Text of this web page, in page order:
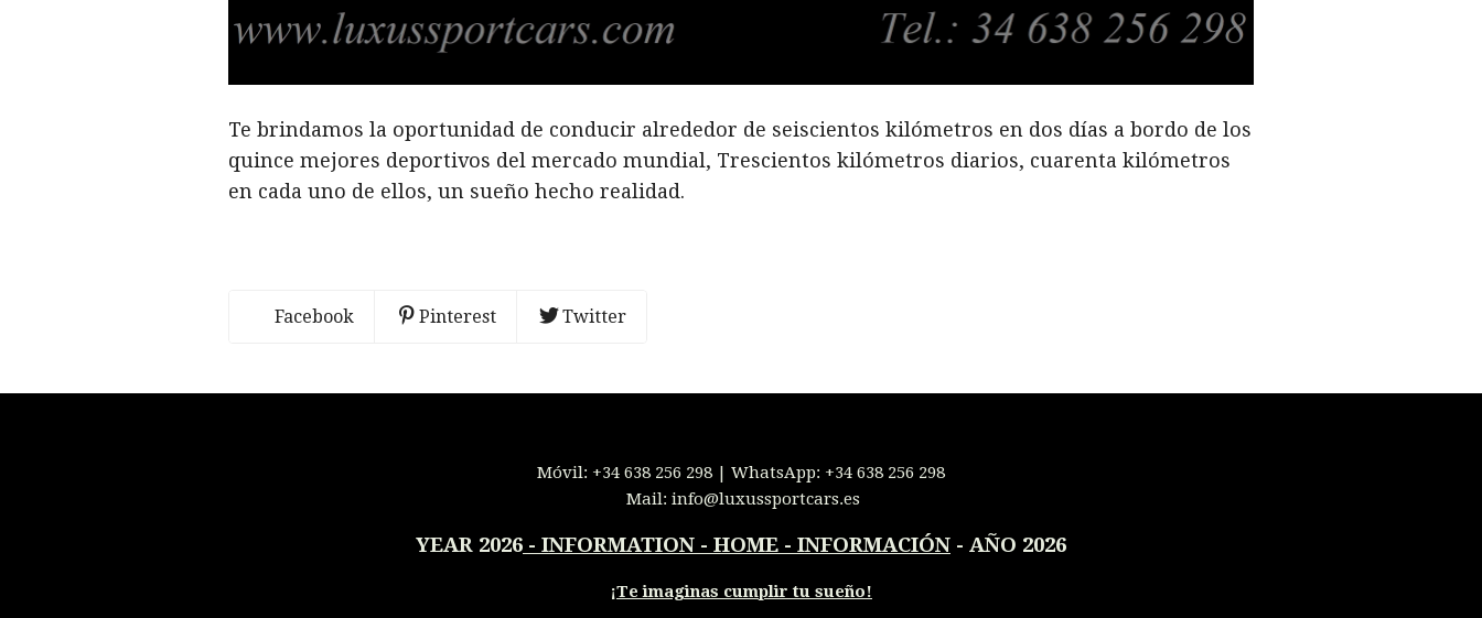
Te brindamos la oportunidad de conducir alrededor de seiscientos kilómetros en dos días a bordo de los
quince mejores deportivos del mercado mundial, Trescientos kilómetros diarios, cuarenta kilómetros
en cada uno de ellos, un sueño hecho realidad.
Facebook Pinterest Twitter
Móvil: +34 638 256 298 | WhatsApp: +34 638 256 298
Mail: info@luxussportcars.es
YEAR 2026 - INFORMATION - HOME - INFORMACIÓN - AÑO 2026
¡Te imaginas cumplir tu sueño!